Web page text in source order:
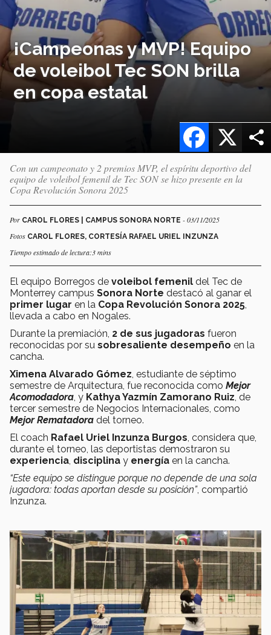
¡Campeonas y MVP! Equipo
de voleibol Tec SON brilla
en copa estatal
X
Facebook
Con un campeonato y 2 premios MVP, el espíritu deportivo del
equipo de voleibol femenil de Tec SON se hizo presente en la
Copa Revolución Sonora 2025
Por CAROL FLORES | CAMPUS SONORA NORTE - 03/11/2025
Fotos CAROL FLORES, CORTESÍA RAFAEL URIEL INZUNZA
Tiempo estimado de lectura:3 mins
El equipo Borregos de voleibol femenil del Tec de
Monterrey campus Sonora Norte destacó al ganar el
primer lugar en la Copa Revolución Sonora 2025
llevada a cabo en Nogales.
Durante la premiación, 2 de sus jugadoras fueron
reconocidas por su sobresaliente desempeño en la
cancha.
Ximena Alvarado Gómez , estudiante de séptimo
semestre de Arquitectura, fue reconocida como Mejor
Acomodadora , y Kathya Yazmín Zamorano Ruiz , de
tercer semestre de Negocios Internacionales, como
Mejor Rematadora del torneo.
El coach Rafael Uriel Inzunza Burgos , considera que,
durante el torneo, las deportistas demostraron su
experiencia disciplina y energía en la cancha.
“Este equipo se distingue porque no depende de una sola
jugadora: todas aportan desde su posición”, compartió
Inzunza.